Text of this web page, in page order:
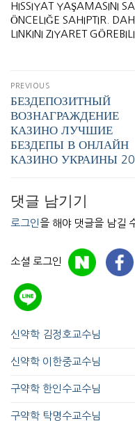
HISSIYAT YAŞAMASINI
ÖNCELIĞE SAHIPTIR.
LINKINI ZIYARET
PREVIOUS
БЕЗДЕПОЗИТНЫЙ
ВОЗНАГРАЖДЕНИЕ
КАЗИНО ЛУЧШИЕ
БЕЗДЕПЫ В ОНЛАЙН
КАЗИНО УКРАИНЫ
댓글 남기기
로그인을 해야 댓글을 남길
소셜 로그인
신약학 김정호교수님
신약학 이한중교수님
구약학 한인수교수님
구약학 탁명수교수님